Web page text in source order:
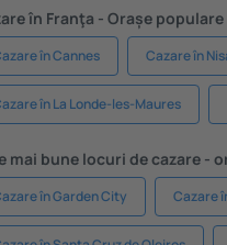
în Franţa - Orașe populare
în Cannes Cazare în
în La Londe-les-Maures
mai bune locuri de cazare -
în Garden City Cazare